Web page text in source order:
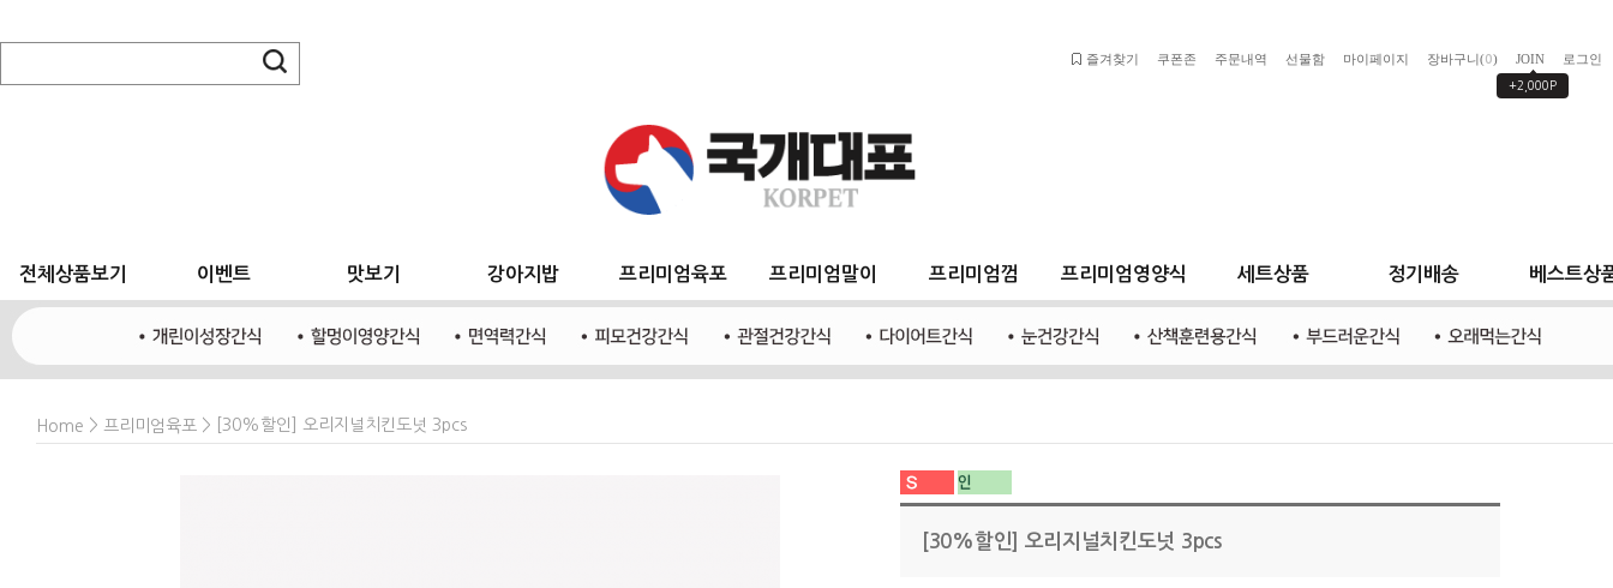
로그인
JOIN
+2,000P
장바구니(0)
마이페이지
선물함
주문내역
쿠폰존
즐겨찾기
전체상품보기 이벤트 맛보기 강아지밥 프리미엄육포 프리미엄말이 프리미엄껌 프리미엄영양식 세트상품 정기배송 베스트상
Home > 프리미엄육포 > [30%할인] 오리지널치킨도넛 3pcs
[30%할인] 오리지널치킨도넛 3pcs